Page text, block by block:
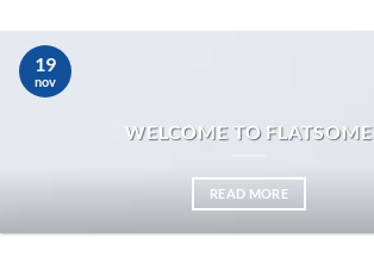
WELCOME TO FLATSOME
READ MORE
19
nov